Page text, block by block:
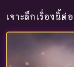
เจาะลึกเรื่องนี้